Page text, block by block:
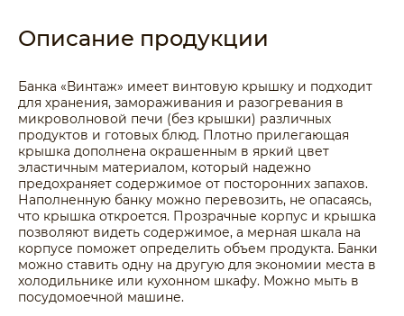
Описание продукции
Банка «Винтаж» имеет винтовую крышку и подходит
для хранения, замораживания и разогревания в
микроволновой печи (без крышки) различных
продуктов и готовых блюд. Плотно прилегающая
крышка дополнена окрашенным в яркий цвет
эластичным материалом, который надежно
предохраняет содержимое от посторонних запахов.
Наполненную банку можно перевозить, не опасаясь,
что крышка откроется. Прозрачные корпус и крышка
позволяют видеть содержимое, а мерная шкала на
корпусе поможет определить объем продукта. Банки
можно ставить одну на другую для экономии места в
холодильнике или кухонном шкафу. Можно мыть в
посудомоечной машине.